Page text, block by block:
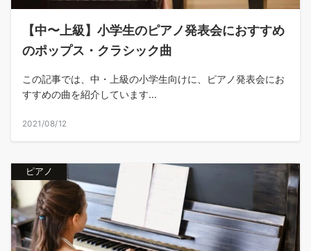
【中〜上級】小学生のピアノ発表会におすすめ
のポップス・クラシック曲
この記事では、中・上級の小学生向けに、ピアノ発表会にお
すすめの曲を紹介しています...
2021/08/12
ピアノ